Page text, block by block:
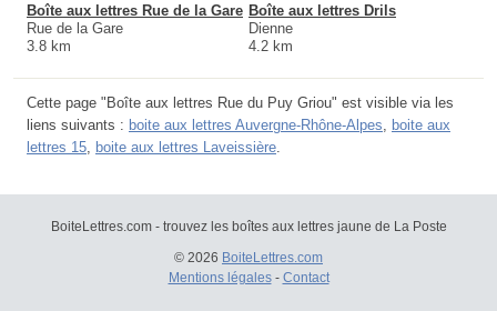
Boîte aux lettres Rue de la Gare
Rue de la Gare
3.8 km
Boîte aux lettres Drils
Dienne
4.2 km
Cette page "Boîte aux lettres Rue du Puy Griou" est visible via les
liens suivants : boite aux lettres Auvergne-Rhône-Alpes
boite aux
lettres 15 boite aux lettres Laveissière
BoiteLettres.com - trouvez les boîtes aux lettres jaune de La Poste
© 2026 BoiteLettres.com
Mentions légales- Contact